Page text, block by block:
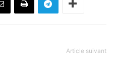
Article suivant